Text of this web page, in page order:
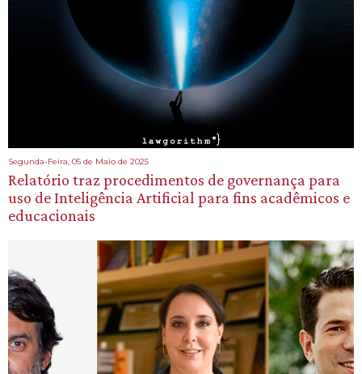
Segunda-Feira, 05 de Maio de 2025
Relatório traz procedimentos de governança para
uso de Inteligência Artificial para fins acadêmicos e
educacionais